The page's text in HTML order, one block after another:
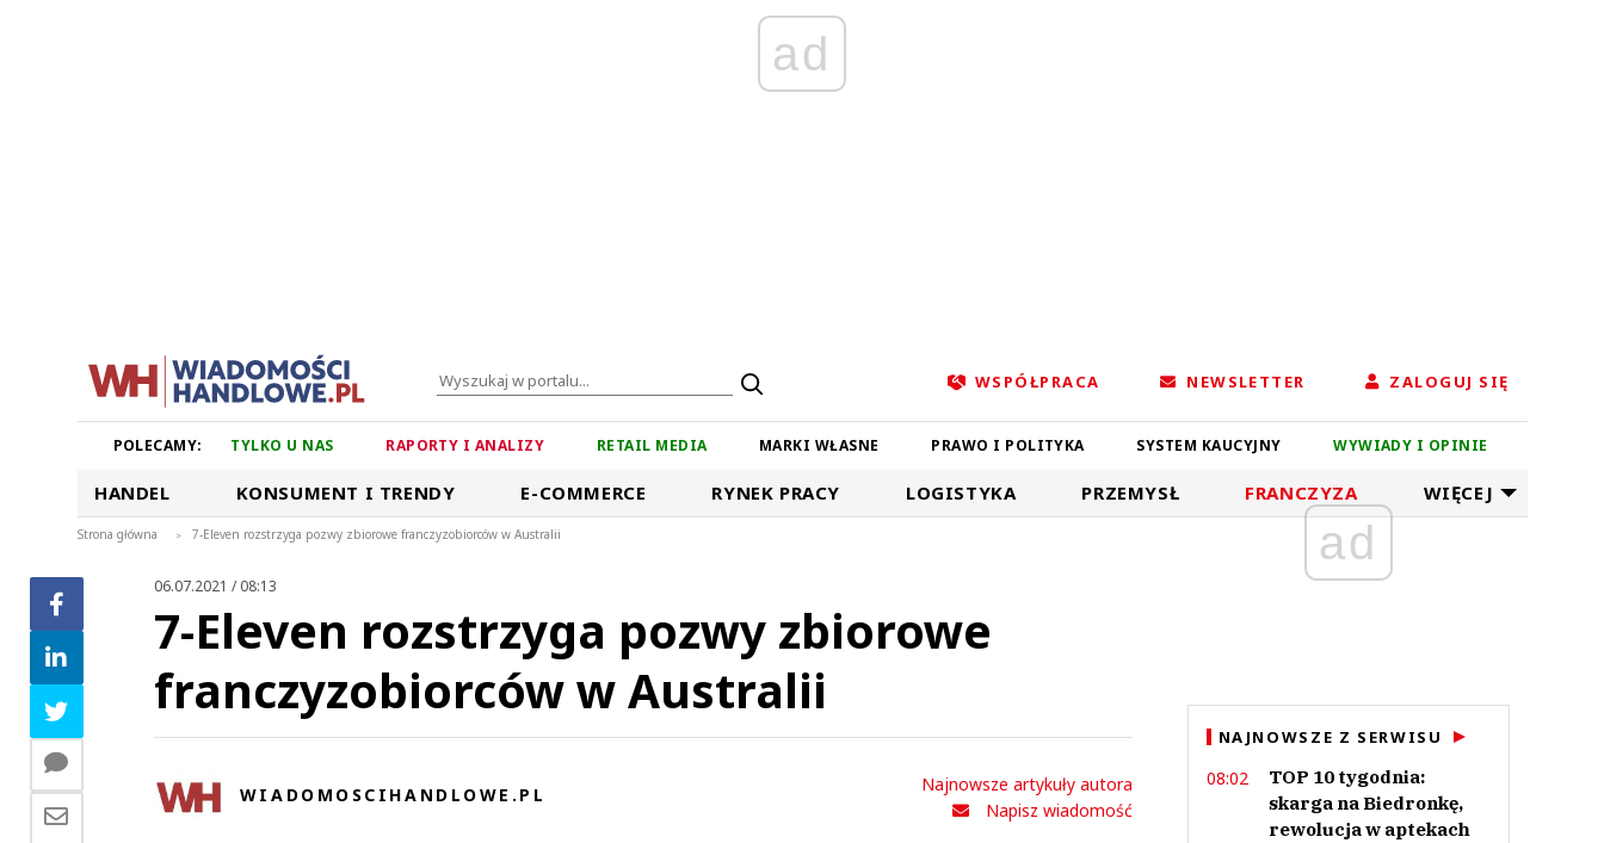
ad
WSPÓŁPRACA NEWSLETTER ZALOGUJ SIĘ
POLECAMY: TYLKO U NAS RAPORTY I ANALIZY RETAIL MEDIA MARKI WŁASNE PRAWO I POLITYKA SYSTEM KAUCYJNY WYWIADY I OPINIE
HANDEL KONSUMENT I TRENDY E-COMMERCE RYNEK PRACY LOGISTYKA PRZEMYSŁ FRANCZYZA WIĘCEJ
Strona główna > 7-Eleven rozstrzyga pozwy zbiorowe franczyzobiorców w Australii
06.07.2021 / 08:13
7-Eleven rozstrzyga pozwy zbiorowe
franczyzobiorców w Australii
WIADOMOSCIHANDLOWE.PL
Najnowsze artykuły autora
Napisz wiadomość
ad
NAJNOWSZE Z SERWISU
08:02
TOP 10 tygodnia:
skarga na Biedronkę,
rewolucja w aptekach